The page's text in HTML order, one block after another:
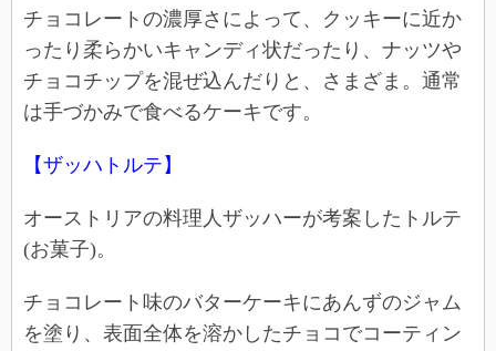
チョコレートの濃厚さによって、クッキーに近か
ったり柔らかいキャンディ状だったり、ナッツや
チョコチップを混ぜ込んだりと、さまざま。通常
は手づかみで食べるケーキです。
【ザッハトルテ】
オーストリアの料理人ザッハーが考案したトルテ
(お菓子)。
チョコレート味のバターケーキにあんずのジャム
を塗り、表面全体を溶かしたチョコでコーティン